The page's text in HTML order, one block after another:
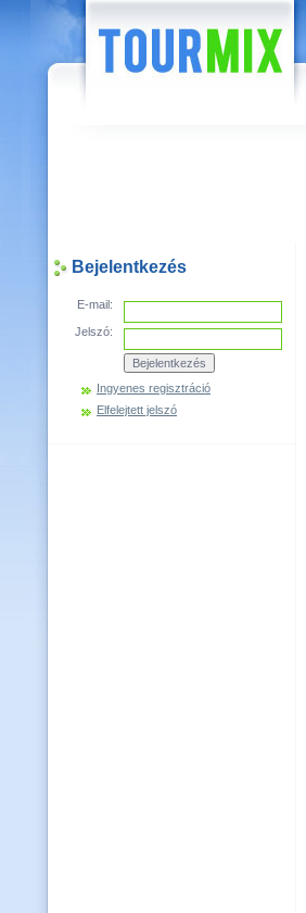
Bejelentkezés
E-mail:
Jelszó:
Ingyenes regisztráció
Elfelejtett jelszó